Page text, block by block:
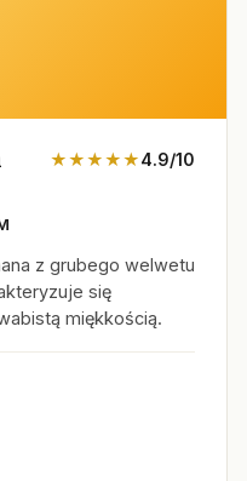
★★★★★4.9/10
z grubego welwetu
się
miękkością.